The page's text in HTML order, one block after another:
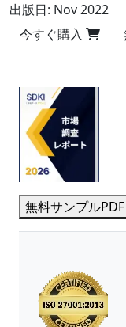
出版日: Nov 2022
今すぐ購入
無料サンプルPDF